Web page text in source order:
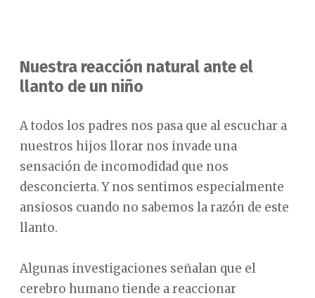
Nuestra reacción natural ante el
llanto de un niño
A todos los padres nos pasa que al escuchar a
nuestros hijos llorar nos invade una
sensación de incomodidad que nos
desconcierta. Y nos sentimos especialmente
ansiosos cuando no sabemos la razón de este
llanto.
Algunas investigaciones señalan que el
cerebro humano tiende a reaccionar